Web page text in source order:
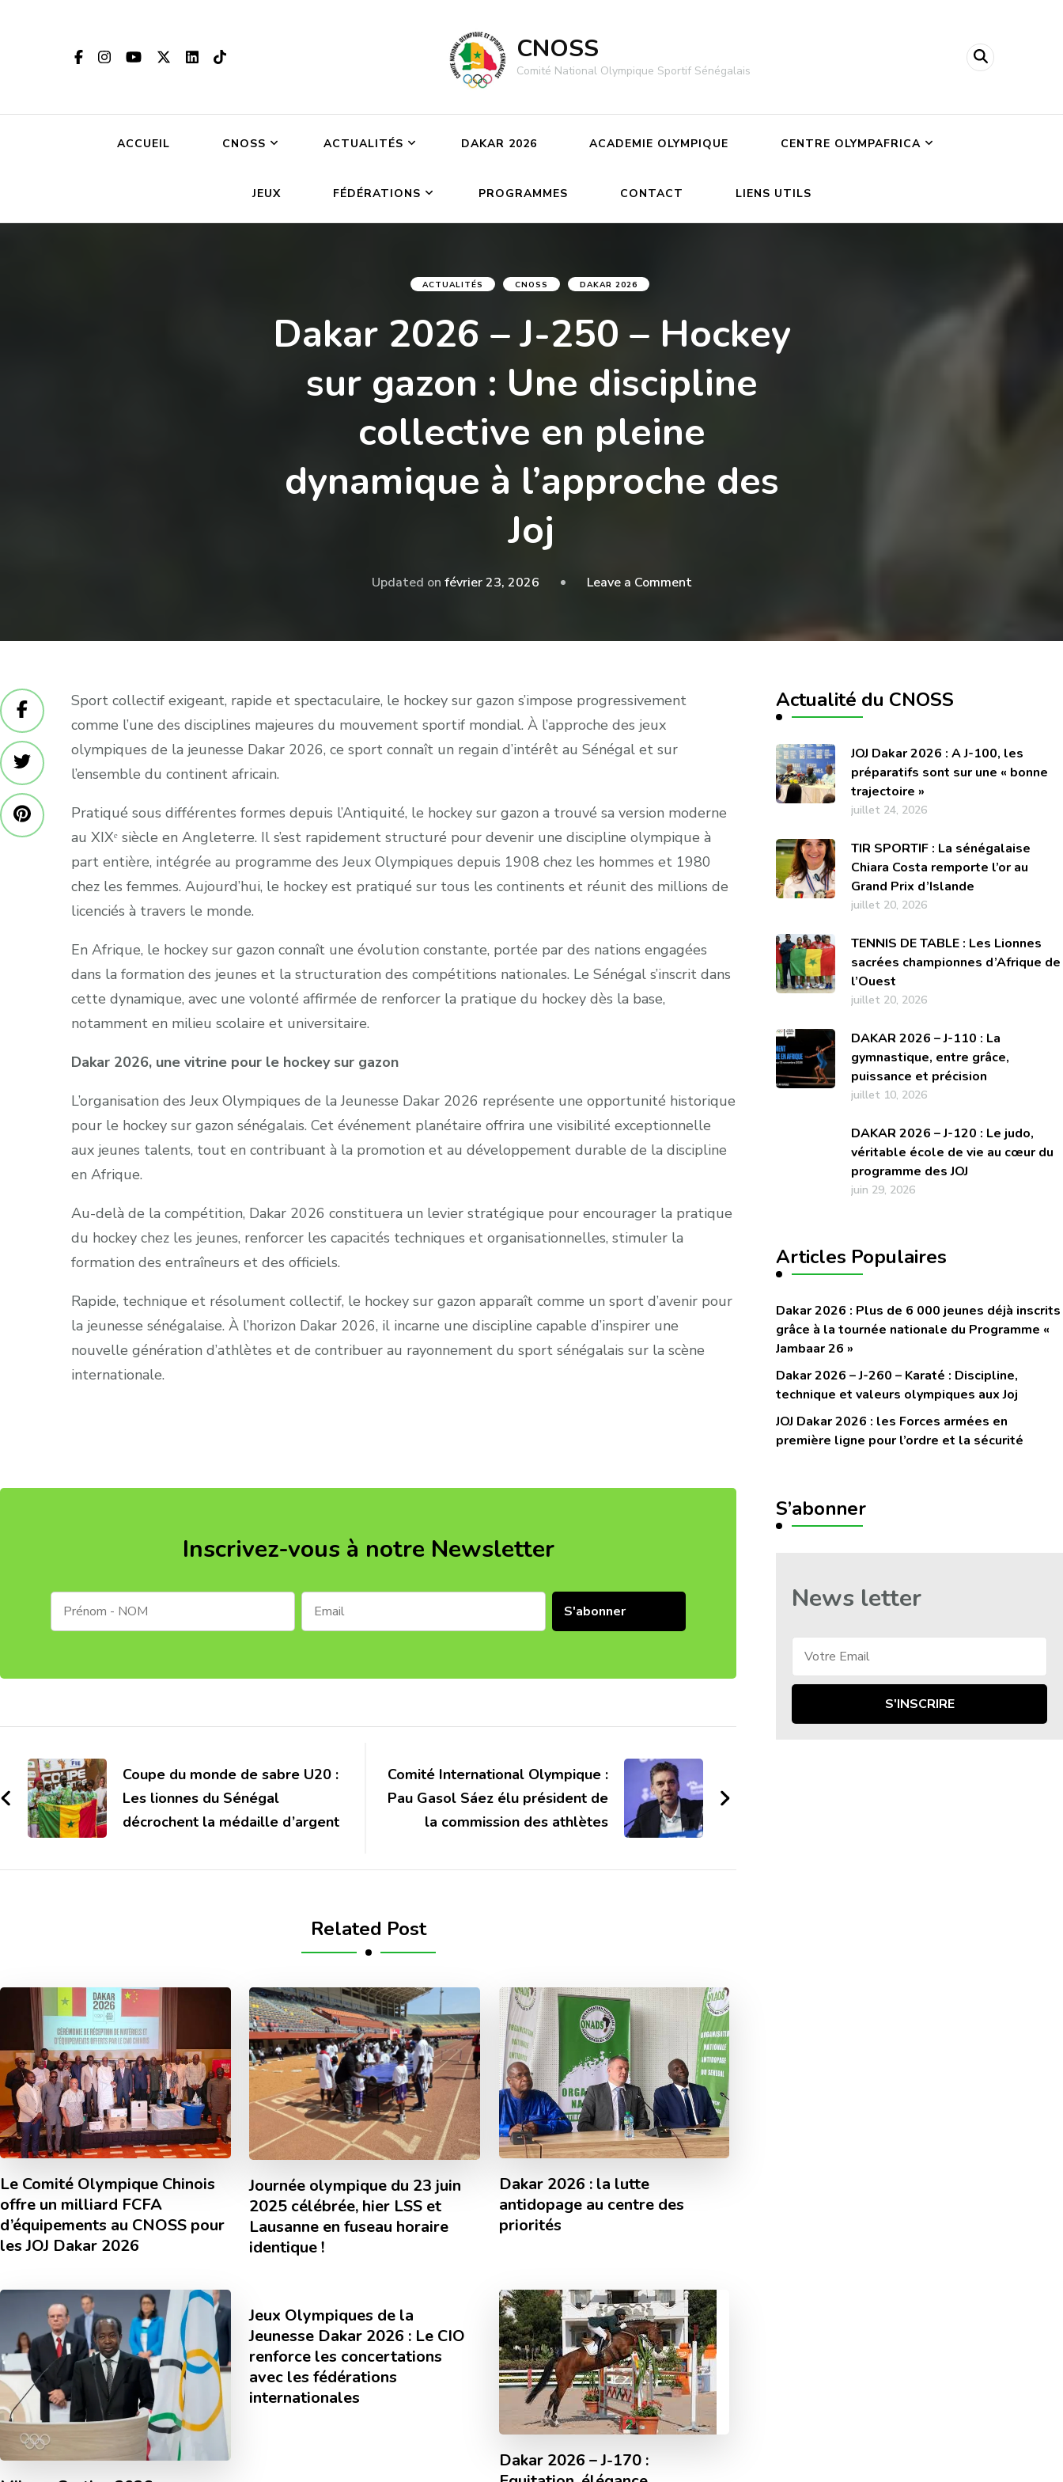
CNOSS
Comité National Olympique Sportif Sénégalais
ACCUEIL CNOSS ACTUALITÉS DAKAR 2026 ACADEMIE OLYMPIQUE CENTRE OLYMPAFRICA
JEUX FÉDÉRATIONS PROGRAMMES CONTACT LIENS UTILS
ACTUALITÉS CNOSS DAKAR 2026
Dakar 2026 – J-250 – Hockey
sur gazon : Une discipline
collective en pleine
dynamique à l’approche des
Joj
Updated on février 23, 2026 Leave a Comment
Sport collectif exigeant, rapide et spectaculaire, le hockey sur gazon s’impose progressivement
comme l’une des disciplines majeures du mouvement sportif mondial. À l’approche des jeux
olympiques de la jeunesse Dakar 2026, ce sport connaît un regain d’intérêt au Sénégal et sur
l’ensemble du continent africain.
Pratiqué sous différentes formes depuis l’Antiquité, le hockey sur gazon a trouvé sa version moderne
au XIXᵉ siècle en Angleterre. Il s’est rapidement structuré pour devenir une discipline olympique à
part entière, intégrée au programme des Jeux Olympiques depuis 1908 chez les hommes et 1980
chez les femmes. Aujourd’hui, le hockey est pratiqué sur tous les continents et réunit des millions de
licenciés à travers le monde.
En Afrique, le hockey sur gazon connaît une évolution constante, portée par des nations engagées
dans la formation des jeunes et la structuration des compétitions nationales. Le Sénégal s’inscrit dans
cette dynamique, avec une volonté affirmée de renforcer la pratique du hockey dès la base,
notamment en milieu scolaire et universitaire.
Dakar 2026, une vitrine pour le hockey sur gazon
L’organisation des Jeux Olympiques de la Jeunesse Dakar 2026 représente une opportunité historique
pour le hockey sur gazon sénégalais. Cet événement planétaire offrira une visibilité exceptionnelle
aux jeunes talents, tout en contribuant à la promotion et au développement durable de la discipline
en Afrique.
Au-delà de la compétition, Dakar 2026 constituera un levier stratégique pour encourager la pratique
du hockey chez les jeunes, renforcer les capacités techniques et organisationnelles, stimuler la
formation des entraîneurs et des officiels.
Rapide, technique et résolument collectif, le hockey sur gazon apparaît comme un sport d’avenir pour
la jeunesse sénégalaise. À l’horizon Dakar 2026, il incarne une discipline capable d’inspirer une
nouvelle génération d’athlètes et de contribuer au rayonnement du sport sénégalais sur la scène
internationale.
Inscrivez-vous à notre Newsletter
Coupe du monde de sabre U20 :
Les lionnes du Sénégal
décrochent la médaille d’argent
Comité International Olympique :
Pau Gasol Sáez élu président de
la commission des athlètes
Related Post
Le Comité Olympique Chinois
offre un milliard FCFA
d’équipements au CNOSS pour
les JOJ Dakar 2026
Journée olympique du 23 juin
2025 célébrée, hier LSS et
Lausanne en fuseau horaire
identique !
Dakar 2026 : la lutte
antidopage au centre des
priorités
Jeux Olympiques de la
Jeunesse Dakar 2026 : Le CIO
renforce les concertations
avec les fédérations
internationales
Dakar 2026 – J-170 :
Actualité du CNOSS
JOJ Dakar 2026 : A J-100, les
préparatifs sont sur une « bonne
trajectoire »
juillet 24, 2026
TIR SPORTIF : La sénégalaise
Chiara Costa remporte l’or au
Grand Prix d’Islande
juillet 20, 2026
TENNIS DE TABLE : Les Lionnes
sacrées championnes d’Afrique de
l’Ouest
juillet 20, 2026
DAKAR 2026 – J-110 : La
gymnastique, entre grâce,
puissance et précision
juillet 10, 2026
DAKAR 2026 – J-120 : Le judo,
véritable école de vie au cœur du
programme des JOJ
juin 29, 2026
Articles Populaires
Dakar 2026 : Plus de 6 000 jeunes déjà inscrits
grâce à la tournée nationale du Programme «
Jambaar 26 »
Dakar 2026 – J-260 – Karaté : Discipline,
technique et valeurs olympiques aux Joj
JOJ Dakar 2026 : les Forces armées en
première ligne pour l’ordre et la sécurité
S’abonner
News letter